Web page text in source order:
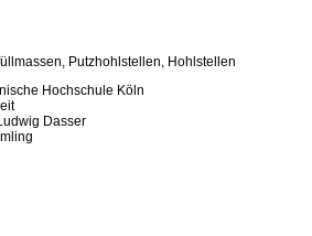
Putzhohlstellen, Hohlstellen
Hochschule Köln
Dasser